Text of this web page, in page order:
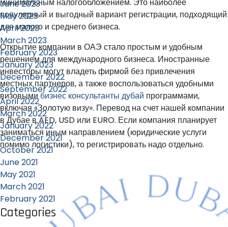
минимальным налогообложением. Это наиболее
популярный и выгодный вариант регистрации, подходящий
для малого и среднего бизнеса.
Открытие компании в ОАЭ стало простым и удобным
решением для международного бизнеса. Иностранные
инвесторы могут владеть фирмой без привлечения
местных партнеров, а также воспользоваться удобными
визовымибизнес консультанты дубай программами,
включая «Золотую визу». Перевод на счет нашей компании
в Дубае в AED, USD или EURO. Если компания планирует
заниматься иным направлением (юридические услуги
помимо логистики), то регистрировать надо отдельно.
June 2023
May 2023
April 2023
March 2023
February 2023
January 2023
December 2022
September 2022
April 2022
March 2022
January 2022
December 2021
October 2021
June 2021
May 2021
March 2021
February 2021
Categories